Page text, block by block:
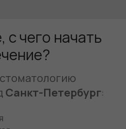
с чего начать
Санкт-Петербург: